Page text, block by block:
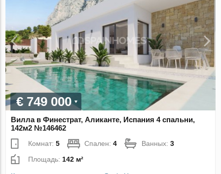
€ 749 000
Вилла в Финестрат, Аликанте, Испания 4 спальни,
142м2 №146462
Комнат:5 Спален:4 Ванных:3
Площадь: 142 м²